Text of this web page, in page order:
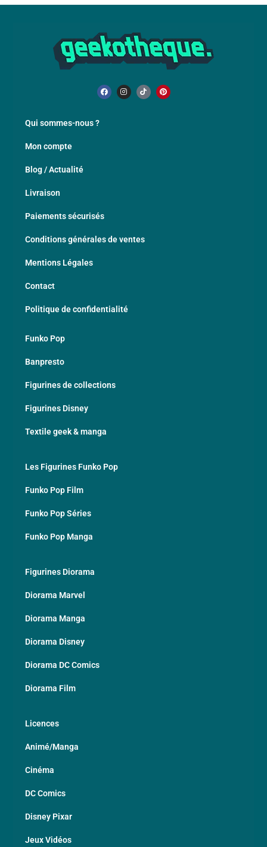
Qui sommes-nous ?
Mon compte
Blog / Actualité
Livraison
Paiements sécurisés
Conditions générales de ventes
Mentions Légales
Contact
Politique de confidentialité
Funko Pop
Banpresto
Figurines de collections
Figurines Disney
Textile geek & manga
Les Figurines Funko Pop
Funko Pop Film
Funko Pop Séries
Funko Pop Manga
Figurines Diorama
Diorama Marvel
Diorama Manga
Diorama Disney
Diorama DC Comics
Diorama Film
Licences
Animé/Manga
Cinéma
DC Comics
Disney Pixar
Jeux Vidéos